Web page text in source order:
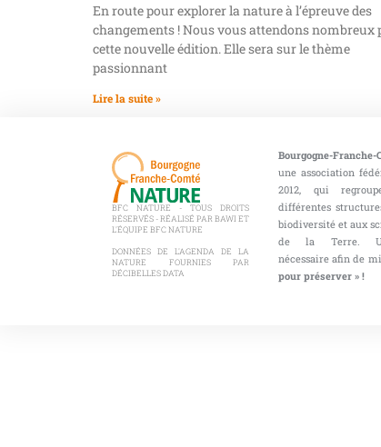
En route pour explorer la nature à l’épreuve des
changements ! Nous vous attendons nombreux
cette nouvelle édition. Elle sera sur le thème
passionnant
Lire la suite »
BFC NATURE - TOUS DROITS
RÉSERVÉS - RÉALISÉ PAR BAWI ET
L'ÉQUIPE BFC NATURE
DONNÉES DE L'AGENDA DE LA
NATURE FOURNIES PAR
DÉCIBELLES DATA
Bourgogne-
une association
2012, qui
différentes
biodiversité et aux
de la Terre.
nécessaire afin de
pour préserver » !